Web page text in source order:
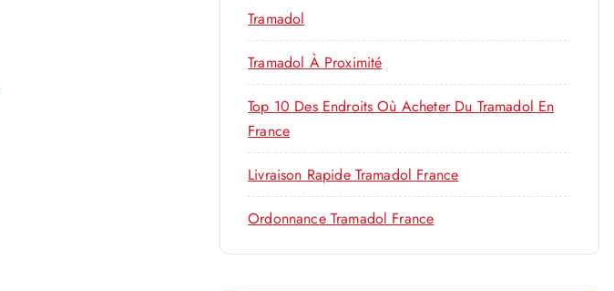
h
e
r
:
Tramadol
Tramadol À Proximité
Top 10 Des Endroits Où Acheter Du Tramadol En
France
Livraison Rapide Tramadol France
Ordonnance Tramadol France